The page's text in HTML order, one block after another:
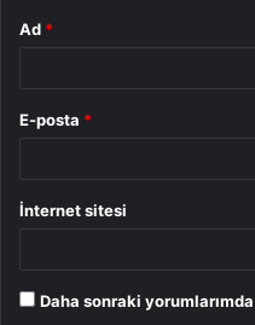
Ad *
E-posta *
İnternet sitesi
Daha sonraki